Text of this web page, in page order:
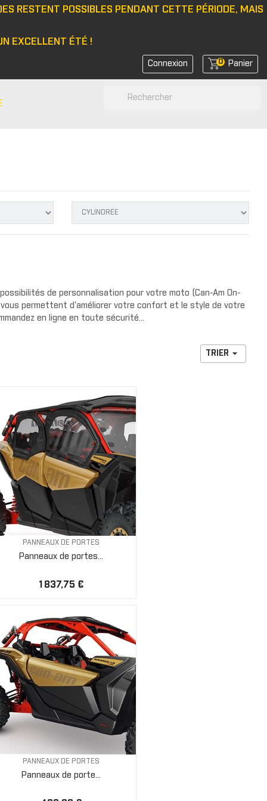
RESTENT POSSIBLES PENDANT CETTE PÉRIODE, MAIS
EXCELLENT ÉTÉ !
Connexion 0 Panier
DS
RENEGADE
de feux
de bras
protection
avant
arrière
HABILLAGE ET PROTECTION
de personnalisation pour votre moto (Can-Am On-
vous permettent d'améliorer votre confort et le style de votre
en ligne en toute sécurité...
TRIER 
PANNEAUX DE PORTES
Panneaux de portes...
1 837,75 €
PANNEAUX DE PORTES
Panneaux de porte...